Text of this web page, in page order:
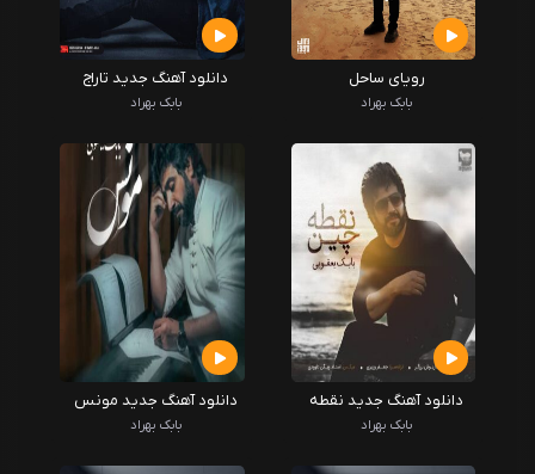
رویای ساحل
بابک بهراد
دانلود آهنگ جدید تاراج
بابک بهراد
دانلود آهنگ جدید نقطه
چین
بابک بهراد
دانلود آهنگ جدید مونس
بابک بهراد